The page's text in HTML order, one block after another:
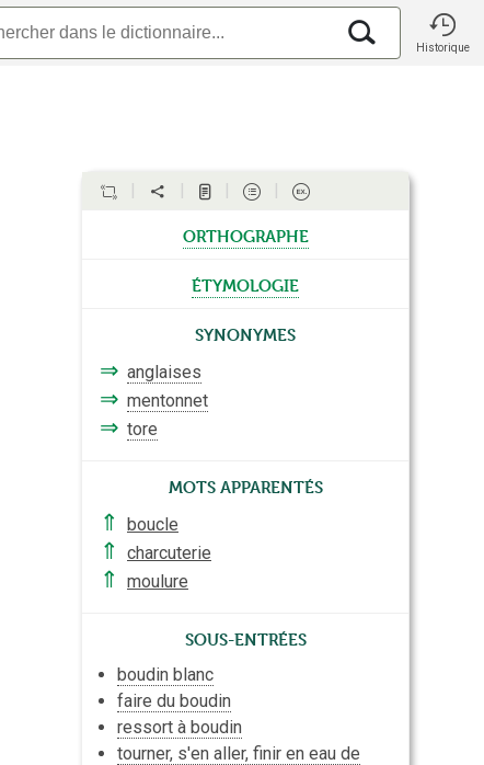
Historique
orthographe
étymologie
Synonymes
⇒ anglaises
⇒ mentonnet
⇒ tore
Mots apparentés
⇑
boucle
⇑ charcuterie
⇑ moulure
Sous-entrées
boudin blanc
faire du boudin
ressort à boudin
tourner, s'en aller, finir en eau de